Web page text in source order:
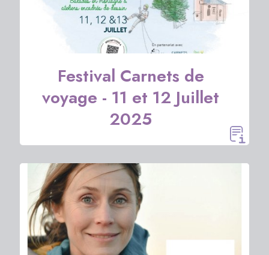
Festival Carnets de
voyage - 11 et 12 Juillet
2025